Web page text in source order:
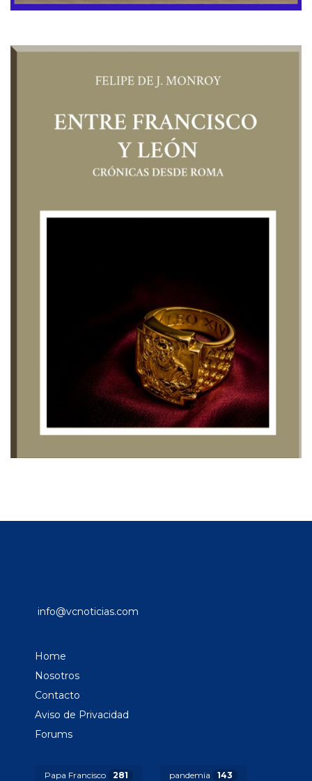
info@vcnoticias.com
Home
Nosotros
Contacto
Aviso de Privacidad
Forums
Papa Francisco 281 pandemia 143